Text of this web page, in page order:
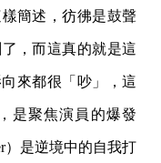
簡述，彷彿是鼓聲
，而這真的就是這
來都很「吵」，這
是聚焦演員的爆發
）是逆境中的自我打